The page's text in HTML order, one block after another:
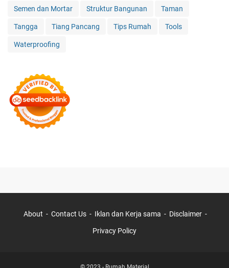
Semen dan Mortar Struktur Bangunan Taman
Tangga Tiang Pancang Tips Rumah Tools
Waterproofing
About Contact Us Iklan dan Kerja sama Disclaimer
Privacy Policy